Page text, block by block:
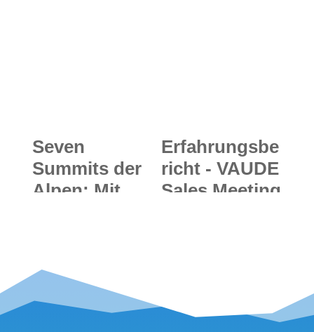
Seven
Summits der
Alpen: Mit
Erfahrungsbe
richt - VAUDE
Sales Meeting
nachhaltige